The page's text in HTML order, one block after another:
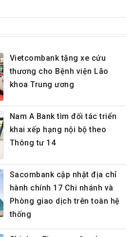
Vietcombank tặng xe cứu
thương cho Bệnh viện Lão
khoa Trung ương
Nam A Bank tìm đối tác triển
khai xếp hạng nội bộ theo
Thông tư 14
Sacombank cập nhật địa chỉ
hành chính 17 Chi nhánh và
Phòng giao dịch trên toàn hệ
thống